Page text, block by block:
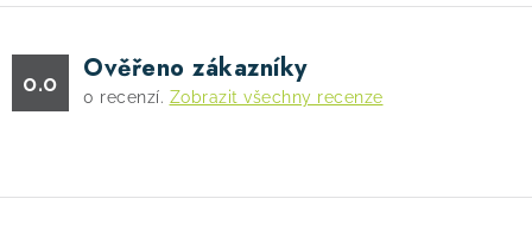
0.0 Ověřeno zákazníky
0 recenzí. Zobrazit všechny recenze